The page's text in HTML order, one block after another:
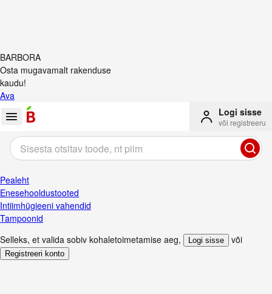
BARBORA
Osta mugavamalt rakenduse
kaudu!
Ava
Logi sisse
või registreeru
Pealeht
Enesehooldustooted
Intiimhügieeni vahendid
Tampoonid
Selleks, et valida sobiv kohaletoimetamise aeg, Logi sisse või
Registreeri konto